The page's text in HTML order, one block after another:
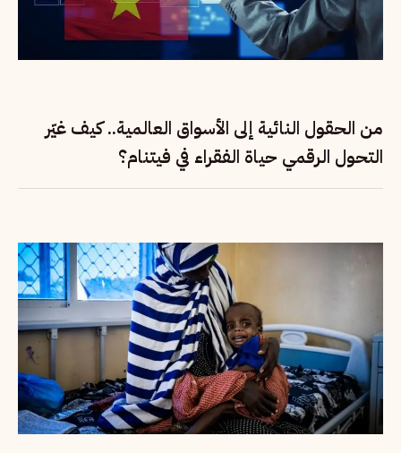
من الحقول النائية إلى الأسواق العالمية.. كيف غيّر
التحول الرقمي حياة الفقراء في فيتنام؟